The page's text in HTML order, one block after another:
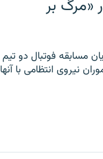
«مرگ بر
مسابقه فوتبال دو تیم
نیروی انتظامی با آنها